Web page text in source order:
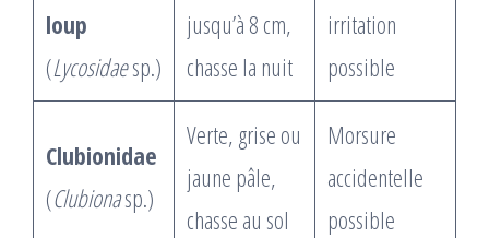
loup
(Lycosidaesp.)
jusqu’à 8 cm,
chasse la nuit
irritation
possible
Clubionidae
(Clubionasp.)
Verte, grise ou
jaune pâle,
chasse au sol
Morsure
accidentelle
possible